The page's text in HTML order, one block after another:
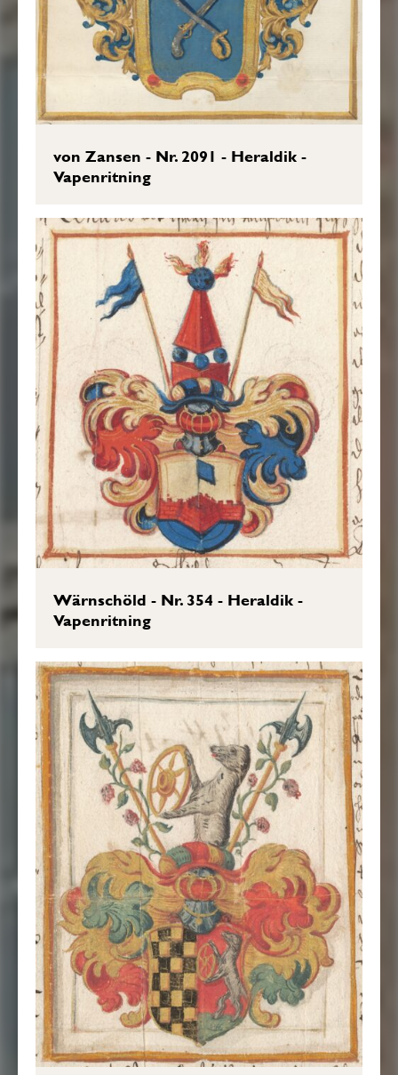
von Zansen - Nr. 2091 - Heraldik -
Vapenritning
Wärnschöld - Nr. 354 - Heraldik -
Vapenritning